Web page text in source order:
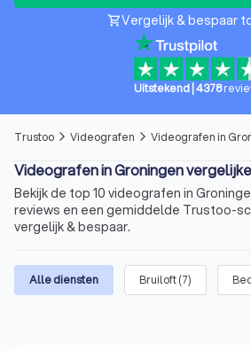
shopping_cartVergelijk & bespaar
Uitstekend| 4378
Trustoo arrow_forward_ios Videografen arrow_forward_ios Videografen in
Videografen in Groningen
Bekijk de top 10 videografen in
reviews en een gemiddelde Trustoo-
vergelijk & bespaar.
Alle diensten Bruiloft(7)